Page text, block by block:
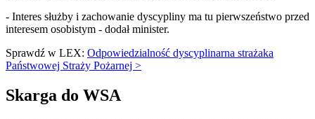
- Interes służby i zachowanie dyscypliny ma tu pierwszeństwo przed
interesem osobistym - dodał minister.
Sprawdź w LEX: Odpowiedzialność dyscyplinarna strażaka
Państwowej Straży Pożarnej >
Skarga do WSA